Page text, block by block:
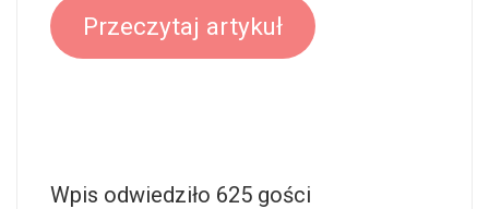
Przeczytaj artykuł
Wpis odwiedziło 625 gości